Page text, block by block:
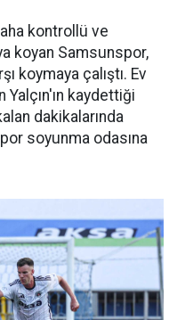
kontrollü ve
koyan Samsunspor,
koymaya çalıştı. Ev
kaydettiği
dakikalarında
soyunma odasına